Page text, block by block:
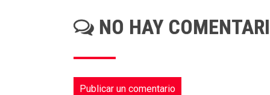
NO HAY
Publicar un comentario